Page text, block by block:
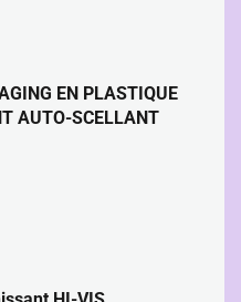
EN PLASTIQUE
AUTO-SCELLANT